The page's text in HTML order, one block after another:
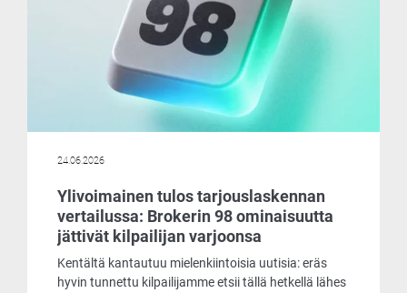
24.06.2026
Ylivoimainen tulos tarjouslaskennan
vertailussa: Brokerin 98 ominaisuutta
jättivät kilpailijan varjoonsa
Kentältä kantautuu mielenkiintoisia uutisia: eräs
hyvin tunnettu kilpailijamme etsii tällä hetkellä lähes